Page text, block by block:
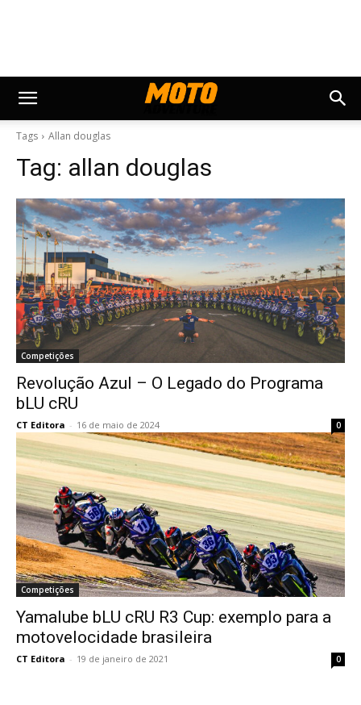
Tags Allan douglas
Tag: allan douglas
Competições
Revolução Azul – O Legado do Programa
bLU cRU
CT Editora - 16 de maio de 2024 0
Competições
Yamalube bLU cRU R3 Cup: exemplo para a
motovelocidade brasileira
CT Editora - 19 de janeiro de 2021 0